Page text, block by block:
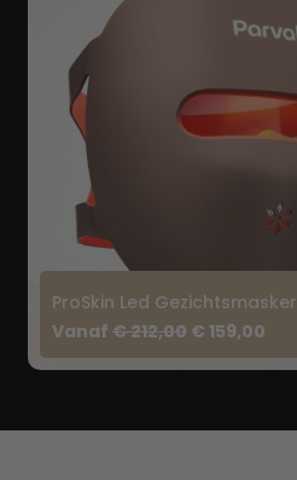
ProSkin Led Gezichtsmasker
Vanaf €212,00 € 159,00